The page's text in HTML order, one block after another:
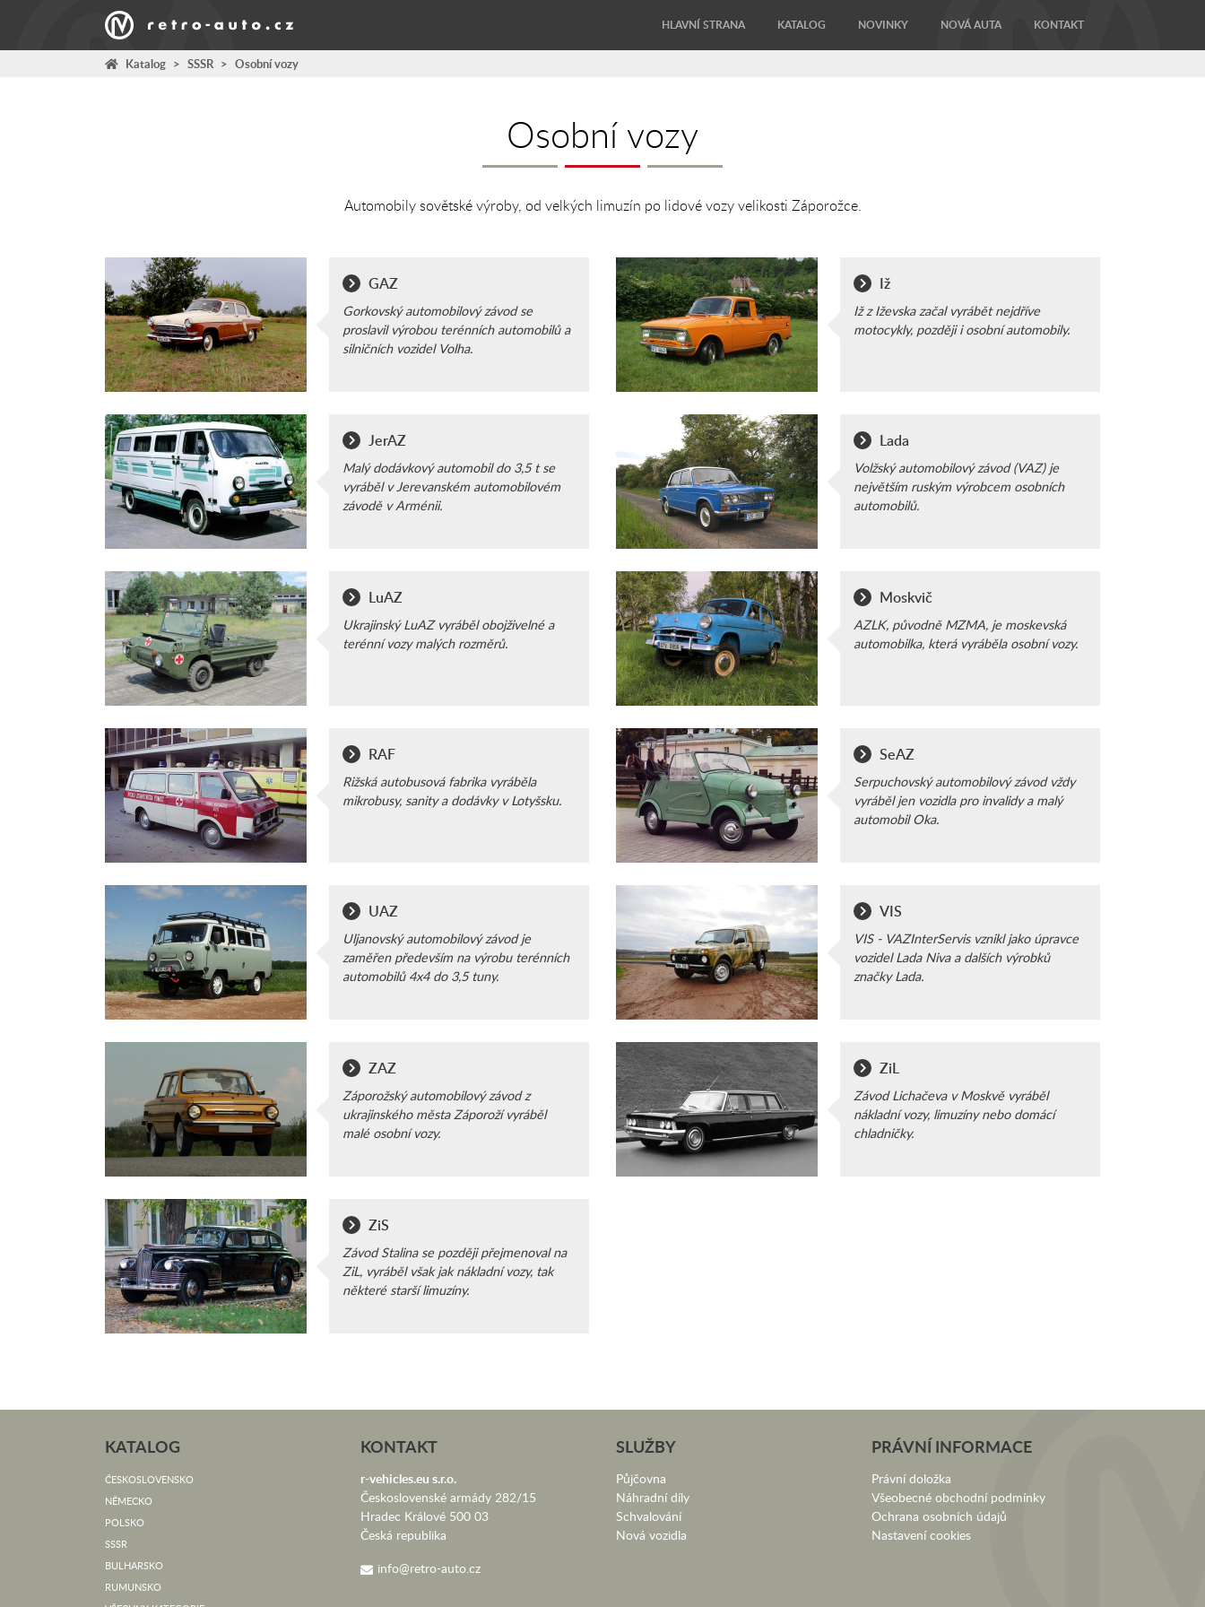
HLAVNÍ STRANA KATALOG NOVINKY NOVÁ AUTA KONTAKT
Katalog > SSSR > Osobní vozy
Osobní vozy
Automobily sovětské výroby, od velkých limuzín po lidové vozy velikosti Záporožce.
GAZ
Gorkovský automobilový závod se
proslavil výrobou terénních automobilů a
silničních vozidel Volha.
Iž
Iž z Iževska začal vyrábět nejdříve
motocykly, později i osobní automobily.
JerAZ
Malý dodávkový automobil do 3,5 t se
vyráběl v Jerevanském automobilovém
závodě v Arménii.
Lada
Volžský automobilový závod (VAZ) je
největším ruským výrobcem osobních
automobilů.
LuAZ
Ukrajinský LuAZ vyráběl obojživelné a
terénní vozy malých rozměrů.
Moskvič
AZLK, původně MZMA, je moskevská
automobilka, která vyráběla osobní vozy.
RAF
Rižská autobusová fabrika vyráběla
mikrobusy, sanity a dodávky v Lotyšsku.
SeAZ
Serpuchovský automobilový závod vždy
vyráběl jen vozidla pro invalidy a malý
automobil Oka.
UAZ
Uljanovský automobilový závod je
zaměřen především na výrobu terénních
automobilů 4x4 do 3,5 tuny.
VIS
VIS - VAZInterServis vznikl jako úpravce
vozidel Lada Niva a dalších výrobků
značky Lada.
ZAZ
Záporožský automobilový závod z
ukrajinského města Záporoží vyráběl
malé osobní vozy.
ZiL
Závod Lichačeva v Moskvě vyráběl
nákladní vozy, limuzíny nebo domácí
chladničky.
ZiS
Závod Stalina se později přejmenoval na
ZiL, vyráběl však jak nákladní vozy, tak
některé starší limuzíny.
KATALOG
ČESKOSLOVENSKO
NĚMECKO
POLSKO
SSSR
BULHARSKO
RUMUNSKO
KONTAKT
r-vehicles.eu s.r.o.
Československé armády 282/15
Hradec Králové 500 03
Česká republika
info@retro-auto.cz
SLUŽBY
Půjčovna
Náhradní díly
Schvalování
Nová vozidla
PRÁVNÍ INFORMACE
Právní doložka
Všeobecné obchodní podmínky
Ochrana osobních údajů
Nastavení cookies